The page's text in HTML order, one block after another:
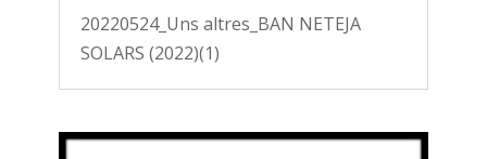
20220524_Uns altres_BAN NETEJA
SOLARS (2022)(1)